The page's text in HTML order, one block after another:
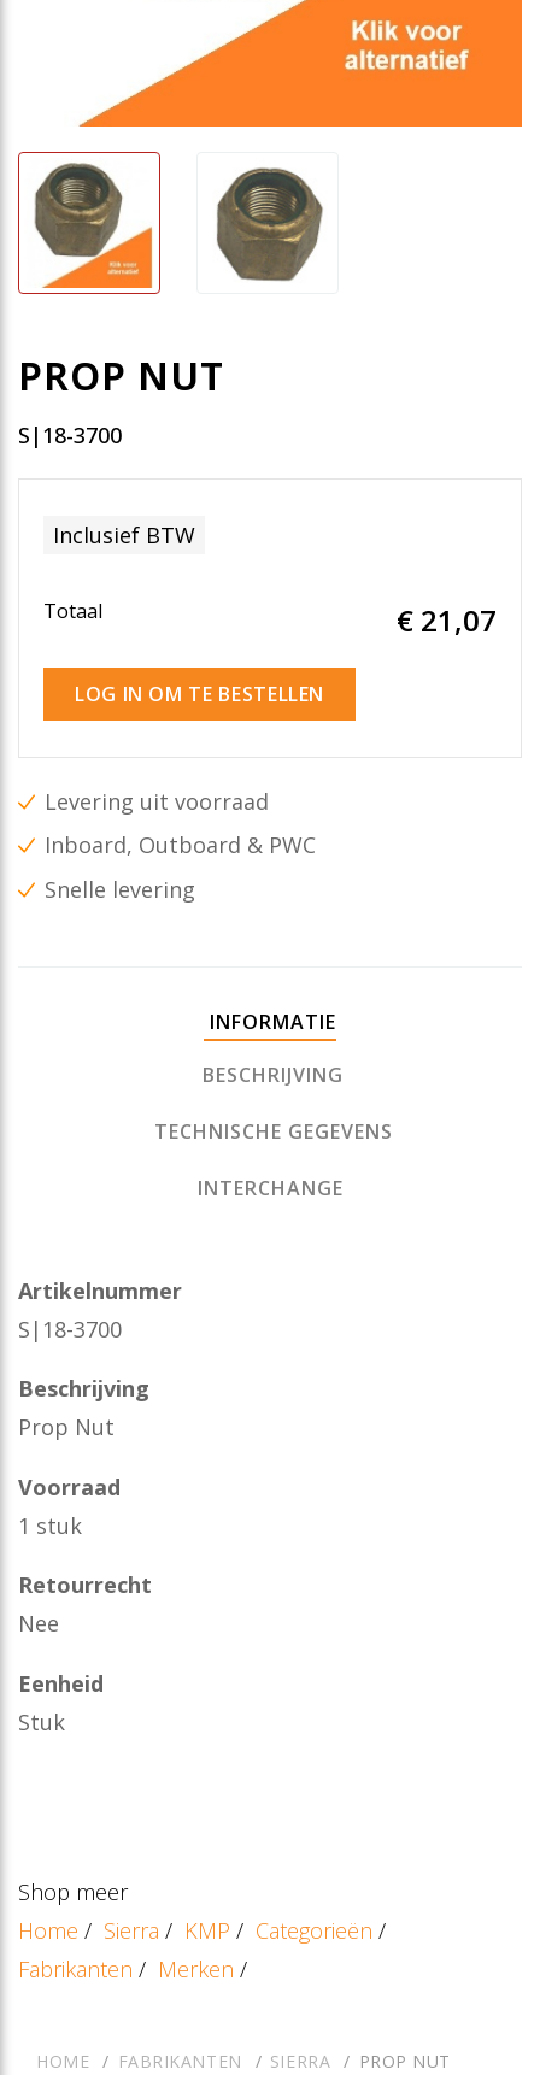
PROP NUT
S|18-3700
Inclusief BTW
Totaal € 21,07
LOG IN OM TE BESTELLEN
Levering uit voorraad
Inboard, Outboard & PWC
Snelle levering
INFORMATIE
BESCHRIJVING
TECHNISCHE GEGEVENS
INTERCHANGE
Artikelnummer
S|18-3700
Beschrijving
Prop Nut
Voorraad
1 stuk
Retourrecht
Nee
Eenheid
Stuk
Shop meer
Home / Sierra / KMP / Categorieën /
Fabrikanten / Merken /
HOME FABRIKANTEN SIERRA PROP NUT